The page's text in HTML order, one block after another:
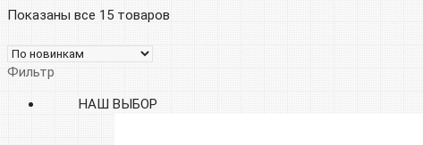
Показаны все 15 товаров
Фильтр
НАШ ВЫБОР